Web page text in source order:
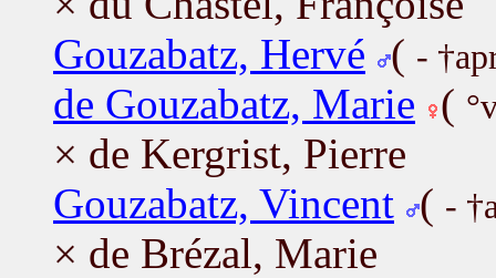
Gouzabatz, Hervé ( -
de Gouzabatz, Marie (
× de Kergrist, Pierre
Gouzabatz, Vincent ( -
× de Brézal, Marie